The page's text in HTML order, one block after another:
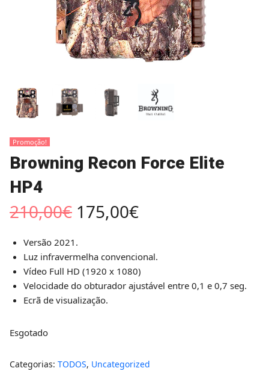
Promoção!
Browning Recon Force Elite
HP4
210,00€ 175,00€
Versão 2021.
Luz infravermelha convencional.
Vídeo Full HD (1920 x 1080)
Velocidade do obturador ajustável entre 0,1 e 0,7 seg.
Ecrã de visualização.
Esgotado
Categorias: TODOS, Uncategorized